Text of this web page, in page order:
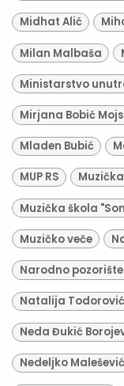
Midhat Alić
Milan Malbaša
Ministarstvo
Mirjana Bobić
Mladen Bubić
MUP RS
Muzička škola
Muzičko veče
Narodno
Natalija Todorović
Neda Đukić
Nedeljko Malešević